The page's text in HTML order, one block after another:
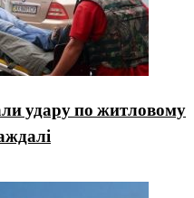
удару по житловому